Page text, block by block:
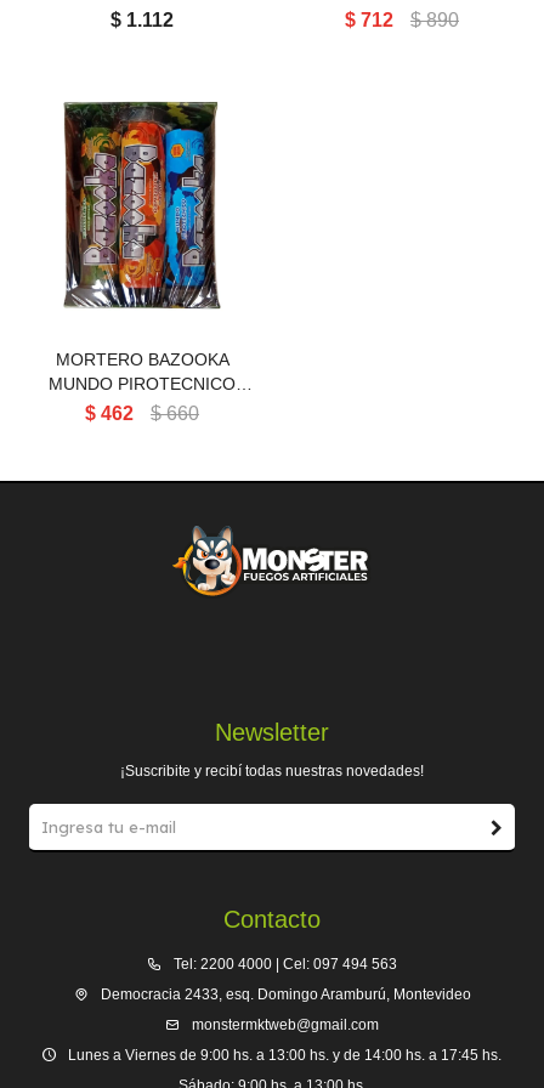
$ 1.112 $ 712 $ 890
MORTERO BAZOOKA
MUNDO PIROTECNICO
(PACK X 3)
MORTERO BAZOOKA
MUNDO PIROTECNICO
(PACK X 3)
$ 462 $ 660
Contacto
Tel: 2200 4000 | Cel: 097 494 563
Democracia 2433, esq. Domingo Aramburú, Montevideo
monstermktweb@gmail.com
Lunes a Viernes de 9:00 hs. a 13:00 hs. y de 14:00 hs. a 17:45 hs.
Newsletter
¡Suscribite y recibí todas nuestras novedades!